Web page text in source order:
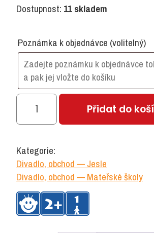
Dostupnost: 11 skladem
Poznámka k objednávce (volitelný)
Kuchyňské
náčiní
Přidat do
Kategorie:
Divadlo, obchod — Jesle
Divadlo, obchod — Mateřské školy